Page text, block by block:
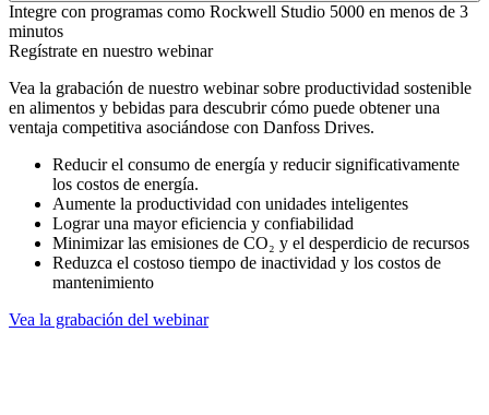
Integre con programas como Rockwell Studio 5000 en menos de 3
minutos
Regístrate en nuestro webinar
Vea la grabación de nuestro webinar sobre productividad sostenible
en alimentos y bebidas para descubrir cómo puede obtener una
ventaja competitiva asociándose con Danfoss Drives.
Reducir el consumo de energía y reducir significativamente
los costos de energía.
Aumente la productividad con unidades inteligentes
Lograr una mayor eficiencia y confiabilidad
Minimizar las emisiones de CO₂ y el desperdicio de recursos
Reduzca el costoso tiempo de inactividad y los costos de
mantenimiento
Vea la grabación del webinar